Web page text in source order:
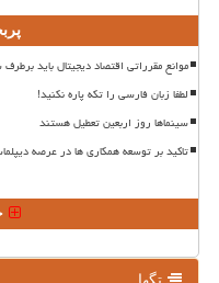
موانع مقرراتی اقتصاد دیجیتال باید
لطفا زبان فارسی را تکه پاره نکنید!
سینماها روز اربعین تعطیل هستند
تاکید بر توسعه همکاری ها در عرصه